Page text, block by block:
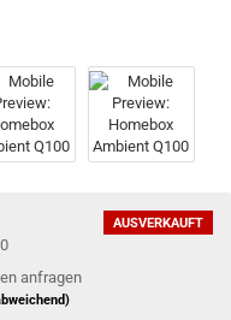
AUSVERKAUFT
anfragen